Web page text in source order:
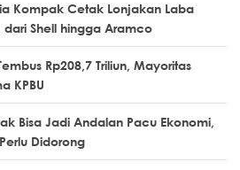
Kompak Cetak Lonjakan Laba
Shell hingga Aramco
Rp208,7 Triliun, Mayoritas
KPBU
Bisa Jadi Andalan Pacu Ekonomi,
Didorong